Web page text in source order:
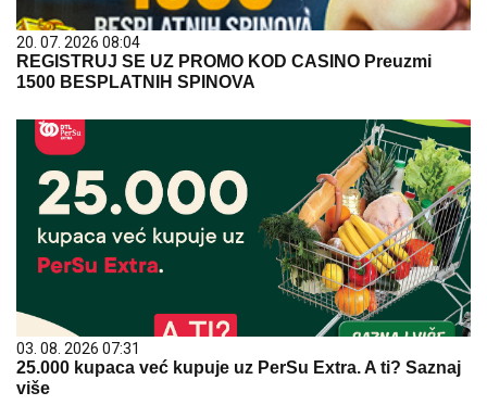
20. 07. 2026 08:04
REGISTRUJ SE UZ PROMO KOD CASINO Preuzmi
1500 BESPLATNIH SPINOVA
03. 08. 2026 07:31
25.000 kupaca već kupuje uz PerSu Extra. A ti? Saznaj
više